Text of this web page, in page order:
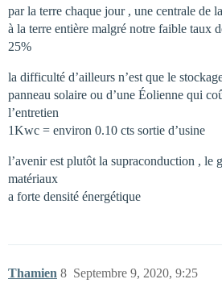
par la terre chaque jour , une centrale de
à la terre entière malgré notre faible taux
25%
la difficulté d’ailleurs n’est que le
panneau solaire ou d’une Éolienne qui
l’entretien
1Kwc = environ 0.10 cts sortie d’usine
l’avenir est plutôt la supraconduction , le
matériaux
a forte densité énergétique
Thamien Septembre 9, 2020, 9:25
8